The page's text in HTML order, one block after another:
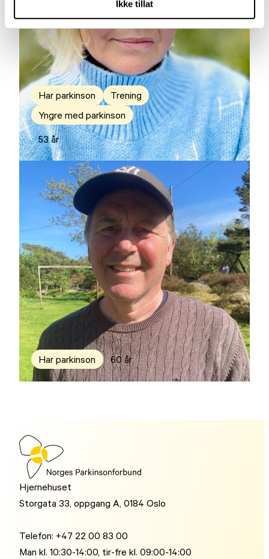
Ikke tillat
Har parkinson
Trening
Yngre med parkinson
53 år
Har parkinson 60 år
Hjernehuset
Storgata 33, oppgang A, 0184 Oslo
Telefon: +47 22 00 83 00
Man kl. 10:30-14:00, tir-fre kl. 09:00-14:00